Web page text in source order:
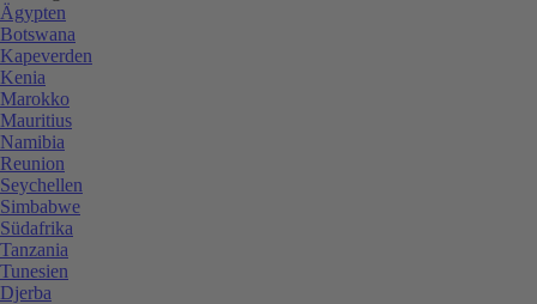
Ägypten
Botswana
Kapeverden
Kenia
Marokko
Mauritius
Namibia
Reunion
Seychellen
Simbabwe
Südafrika
Tanzania
Tunesien
Djerba